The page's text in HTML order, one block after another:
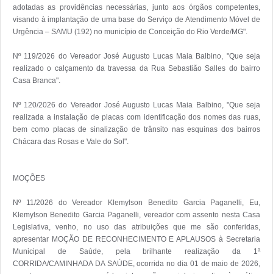
adotadas as providências necessárias, junto aos órgãos competentes,
visando à implantação de uma base do Serviço de Atendimento Móvel de
Urgência – SAMU (192) no município de Conceição do Rio Verde/MG".
Nº 119/2026 do Vereador José Augusto Lucas Maia Balbino, "Que seja
realizado o calçamento da travessa da Rua Sebastião Salles do bairro
Casa Branca".
Nº 120/2026 do Vereador José Augusto Lucas Maia Balbino, "Que seja
realizada a instalação de placas com identificação dos nomes das ruas,
bem como placas de sinalização de trânsito nas esquinas dos bairros
Chácara das Rosas e Vale do Sol".
MOÇÕES
Nº 11/2026 do Vereador Klemylson Benedito Garcia Paganelli, Eu,
Klemylson Benedito Garcia Paganelli, vereador com assento nesta Casa
Legislativa, venho, no uso das atribuições que me são conferidas,
apresentar MOÇÃO DE RECONHECIMENTO E APLAUSOS à Secretaria
Municipal de Saúde, pela brilhante realização da 1ª
CORRIDA/CAMINHADA DA SAÚDE, ocorrida no dia 01 de maio de 2026,